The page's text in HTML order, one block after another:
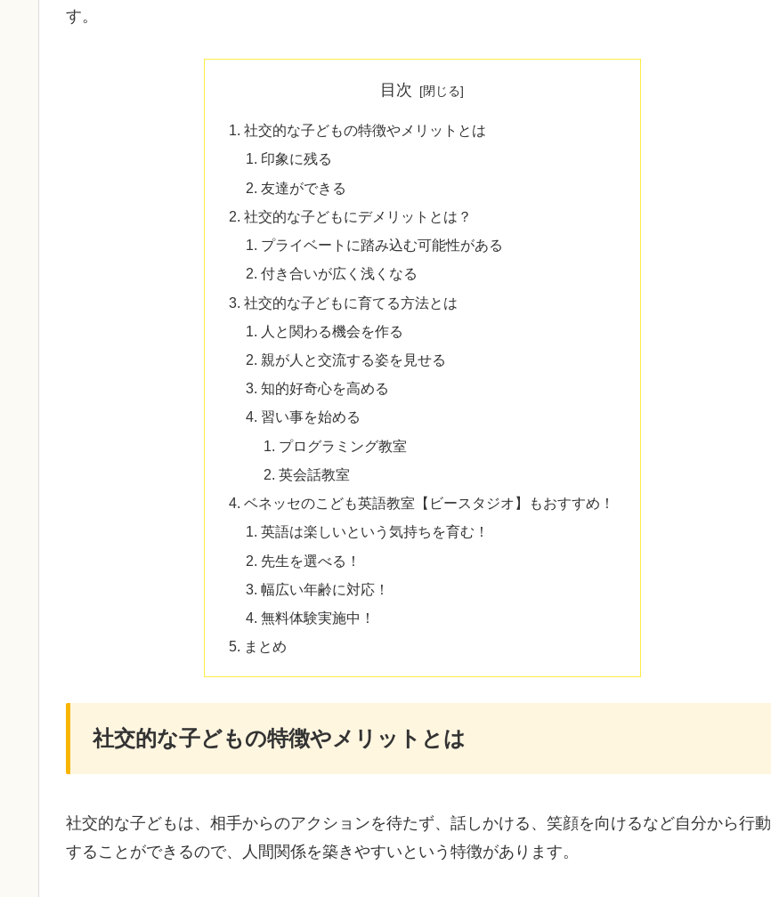
す。
目次
社交的な子どもの特徴やメリットとは
印象に残る
友達ができる
社交的な子どもにデメリットとは？
プライベートに踏み込む可能性がある
付き合いが広く浅くなる
社交的な子どもに育てる方法とは
人と関わる機会を作る
親が人と交流する姿を見せる
知的好奇心を高める
習い事を始める
プログラミング教室
英会話教室
ベネッセのこども英語教室【ビースタジオ】もおすすめ！
英語は楽しいという気持ちを育む！
先生を選べる！
幅広い年齢に対応！
無料体験実施中！
まとめ
社交的な子どもの特徴やメリットとは
社交的な子どもは、相手からのアクションを待たず、話しかける、笑顔を向けるなど自分から行動
することができるので、人間関係を築きやすいという特徴があります。